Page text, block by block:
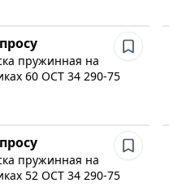
пружинная на
60 ОСТ 34 290-75
пружинная на
52 ОСТ 34 290-75